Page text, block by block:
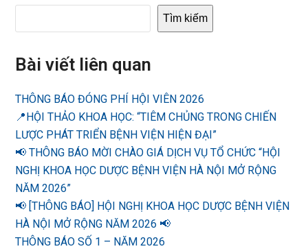
Tìm kiếm
Bài viết liên quan
THÔNG BÁO ĐÓNG PHÍ HỘI VIÊN 2026
📍HỘI THẢO KHOA HỌC: “TIÊM CHỦNG TRONG CHIẾN
LƯỢC PHÁT TRIỂN BỆNH VIỆN HIỆN ĐẠI”
📢 THÔNG BÁO MỜI CHÀO GIÁ DỊCH VỤ TỔ CHỨC “HỘI
NGHỊ KHOA HỌC DƯỢC BỆNH VIỆN HÀ NỘI MỞ RỘNG
NĂM 2026”
📢 [THÔNG BÁO] HỘI NGHỊ KHOA HỌC DƯỢC BỆNH VIỆN
HÀ NỘI MỞ RỘNG NĂM 2026 📢
THÔNG BÁO SỐ 1 – NĂM 2026